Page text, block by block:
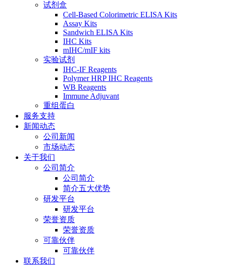
试剂盒
Cell-Based Colorimetric ELISA Kits
Assay Kits
Sandwich ELISA Kits
IHC Kits
mIHC/mIF kits
实验试剂
IHC-IF Reagents
Polymer HRP IHC Reagents
WB Reagents
Immune Adjuvant
重组蛋白
服务支持
新闻动态
公司新闻
市场动态
关于我们
公司简介
公司简介
简介五大优势
研发平台
研发平台
荣誉资质
荣誉资质
可靠伙伴
可靠伙伴
联系我们